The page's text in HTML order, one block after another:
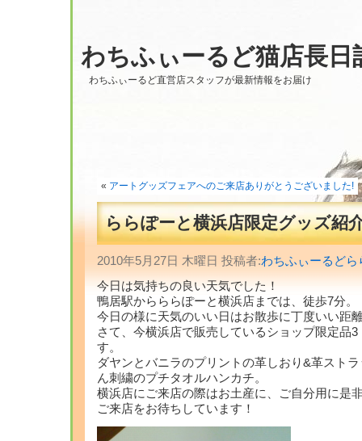
わちふぃーるど猫店長日
わちふぃーるど直営店スタッフが最新情報をお届け
« アートグッズフェアへのご来店ありがとうございました!
ららぽーと横浜店限定グッズ紹
2010年5月27日 木曜日 投稿者:わちふぃーるど
今日は気持ちの良い天気でした！
鴨居駅からららぽーと横浜店までは、徒歩7分。
今日の様に天気のいい日はお散歩に丁度いい距
さて、今横浜店で販売しているショップ限定品
す。
ダヤンとバニラのプリントの革しおり&革スト
ん刺繍のプチタオルハンカチ。
横浜店にご来店の際はお土産に、ご自分用に是
ご来店をお待ちしています！